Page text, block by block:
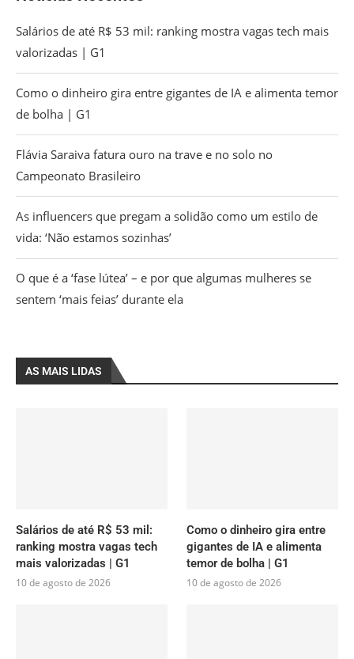
Salários de até R$ 53 mil: ranking mostra vagas tech mais
valorizadas | G1
Como o dinheiro gira entre gigantes de IA e alimenta temor
de bolha | G1
Flávia Saraiva fatura ouro na trave e no solo no
Campeonato Brasileiro
As influencers que pregam a solidão como um estilo de
vida: ‘Não estamos sozinhas’
O que é a ‘fase lútea’ – e por que algumas mulheres se
sentem ‘mais feias’ durante ela
AS MAIS LIDAS
Salários de até R$ 53 mil:
ranking mostra vagas tech
mais valorizadas | G1
10 de agosto de 2026
Como o dinheiro gira entre
gigantes de IA e alimenta
temor de bolha | G1
10 de agosto de 2026